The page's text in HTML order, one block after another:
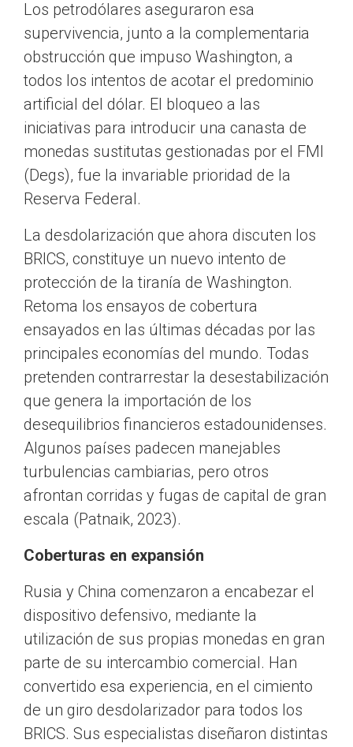
Los petrodólares aseguraron esa
supervivencia, junto a la complementaria
obstrucción que impuso Washington, a
todos los intentos de acotar el predominio
artificial del dólar. El bloqueo a las
iniciativas para introducir una canasta de
monedas sustitutas gestionadas por el FMI
(Degs), fue la invariable prioridad de la
Reserva Federal.
La desdolarización que ahora discuten los
BRICS, constituye un nuevo intento de
protección de la tiranía de Washington.
Retoma los ensayos de cobertura
ensayados en las últimas décadas por las
principales economías del mundo. Todas
pretenden contrarrestar la desestabilización
que genera la importación de los
desequilibrios financieros estadounidenses.
Algunos países padecen manejables
turbulencias cambiarias, pero otros
afrontan corridas y fugas de capital de gran
escala (Patnaik, 2023).
Coberturas en expansión
Rusia y China comenzaron a encabezar el
dispositivo defensivo, mediante la
utilización de sus propias monedas en gran
parte de su intercambio comercial. Han
convertido esa experiencia, en el cimiento
de un giro desdolarizador para todos los
BRICS. Sus especialistas diseñaron distintas